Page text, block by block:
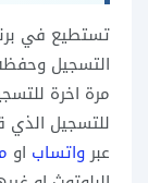
تستطيع في
التسجيل
مرة اخرة
للتسجيل
عبرواتساب او